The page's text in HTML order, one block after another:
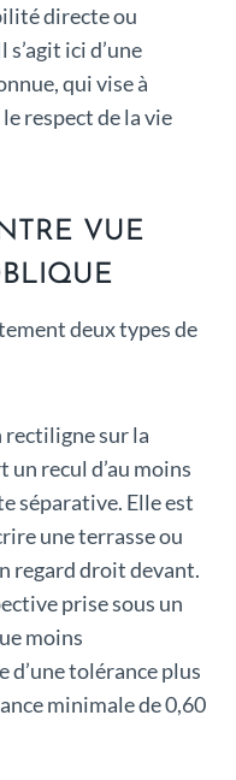
directe ou
ici d’une
qui vise à
respect de la vie
VUE
deux types de
sur la
recul d’au moins
séparative. Elle est
une terrasse ou
regard droit devant.
prise sous un
moins
d’une tolérance plus
minimale de 0,60